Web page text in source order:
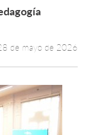
más +
de mayo de 2026